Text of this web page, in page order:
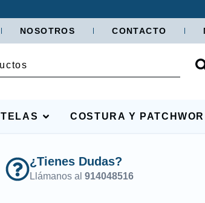
NOSOTROS CONTACTO
TELAS COSTURA Y
¿Tienes Dudas?
Llámanos al 914048516